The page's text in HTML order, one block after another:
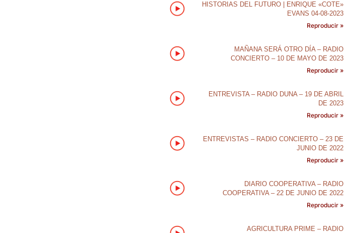
HISTORIAS DEL FUTURO | ENRIQUE «COTE»
EVANS 04-08-2023
Reproducir »
MAÑANA SERÁ OTRO DÍA – RADIO
CONCIERTO – 10 DE MAYO DE 2023
Reproducir »
ENTREVISTA – RADIO DUNA – 19 DE ABRIL
DE 2023
Reproducir »
ENTREVISTAS – RADIO CONCIERTO – 23 DE
JUNIO DE 2022
Reproducir »
DIARIO COOPERATIVA – RADIO
COOPERATIVA – 22 DE JUNIO DE 2022
Reproducir »
AGRICULTURA PRIME – RADIO